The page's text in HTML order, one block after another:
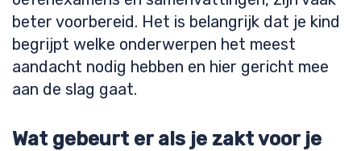
beter voorbereid. Het is belangrijk dat je kind
begrijpt welke onderwerpen het meest
aandacht nodig hebben en hier gericht mee
aan de slag gaat.
Wat gebeurt er als je zakt voor je